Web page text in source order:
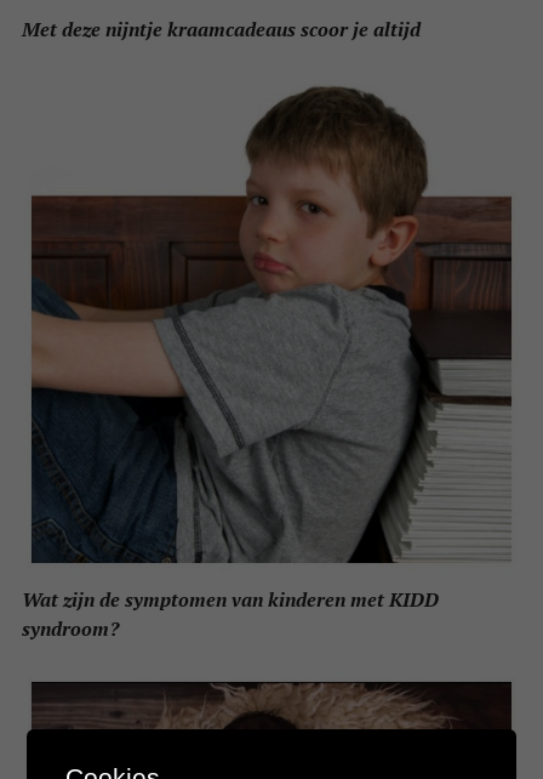
Met deze nijntje kraamcadeaus scoor je altijd
Wat zijn de symptomen van kinderen met KIDD
syndroom?